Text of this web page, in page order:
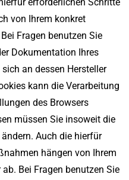
von Ihrem konkret
Fragen benutzen Sie
Dokumentation Ihres
an dessen Hersteller
kann die Verarbeitung
des Browsers
müssen Sie insoweit die
Auch die hierfür
hängen von Ihrem
Bei Fragen benutzen Sie